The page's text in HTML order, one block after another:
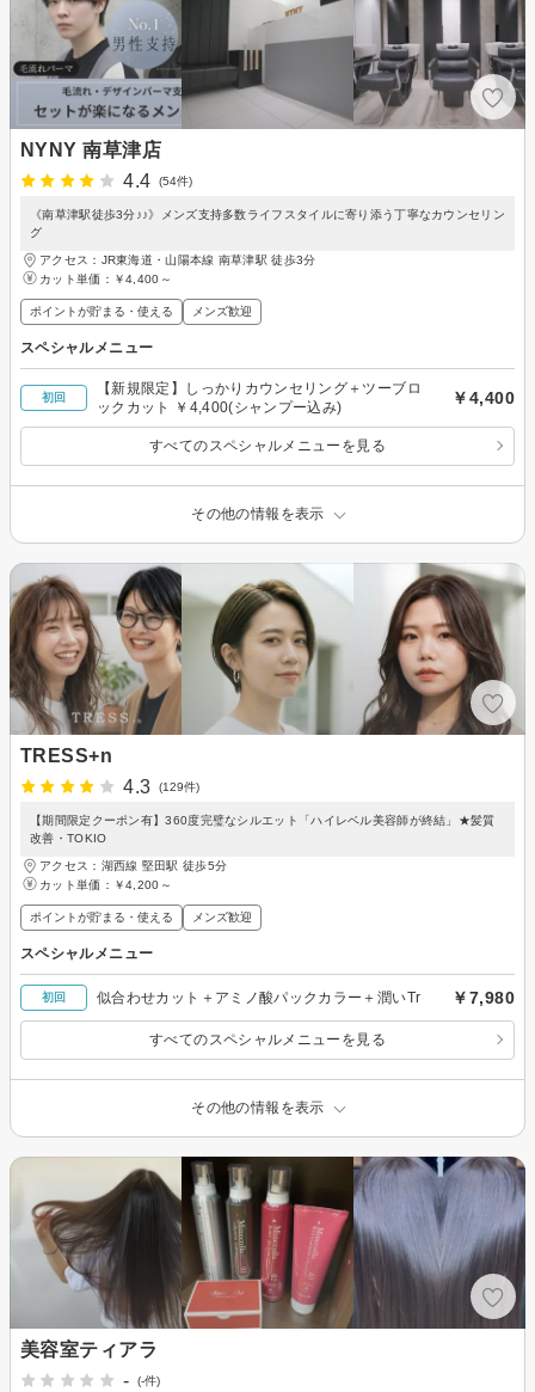
NYNY 南草津店
4.4
(54件)
《南草津駅徒歩3分♪♪》メンズ支持多数ライフスタイルに寄り添う丁寧なカウンセリン
グ
アクセス：JR東海道・山陽本線 南草津駅 徒歩3分
カット単価： ￥4,400～
ポイントが貯まる・使える メンズ歓迎
スペシャルメニュー
初回
【新規限定】しっかりカウンセリング＋ツーブロ
ックカット ￥4,400(シャンプー込み)
￥4,400
すべてのスペシャルメニューを見る
その他の情報を表示
TRESS+n
4.3
(129件)
【期間限定クーポン有】360度完璧なシルエット「ハイレベル美容師が終結」★髪質
改善・TOKIO
アクセス：湖西線 堅田駅 徒歩5分
カット単価： ￥4,200～
ポイントが貯まる・使える メンズ歓迎
スペシャルメニュー
初回 似合わせカット＋アミノ酸パックカラー＋潤いTr ￥7,980
すべてのスペシャルメニューを見る
その他の情報を表示
美容室ティアラ
-
(-件)